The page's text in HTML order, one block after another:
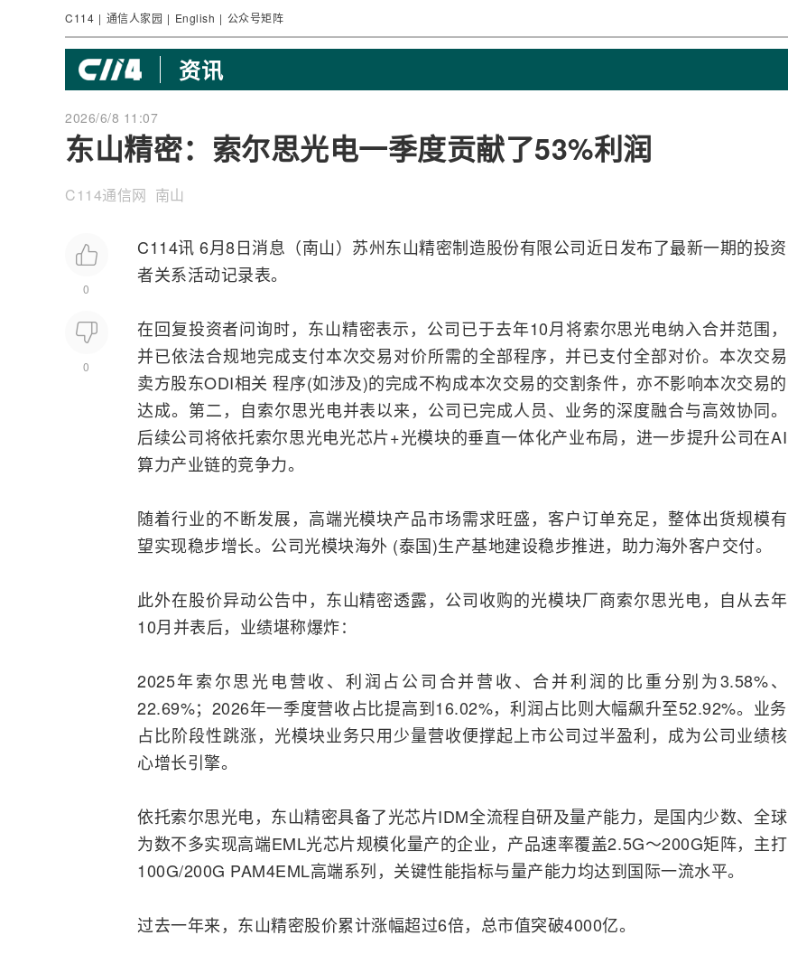
C114 | 通信人家园 | English | 公众号矩阵
资讯
2026/6/8 11:07
东山精密：索尔思光电一季度贡献了53%利润
C114通信网 南山
0
0
C114讯 6月8日消息（南山）苏州东山精密制造股份有限公司近日发布了最新一期的投资
者关系活动记录表。
在回复投资者问询时，东山精密表示，公司已于去年10月将索尔思光电纳入合并范围，
并已依法合规地完成支付本次交易对价所需的全部程序，并已支付全部对价。本次交易
卖方股东ODI相关 程序(如涉及)的完成不构成本次交易的交割条件，亦不影响本次交易的
达成。第二，自索尔思光电并表以来，公司已完成人员、业务的深度融合与高效协同。
后续公司将依托索尔思光电光芯片+光模块的垂直一体化产业布局，进一步提升公司在AI
算力产业链的竞争力。
随着行业的不断发展，高端光模块产品市场需求旺盛，客户订单充足，整体出货规模有
望实现稳步增长。公司光模块海外 (泰国)生产基地建设稳步推进，助力海外客户交付。
此外在股价异动公告中，东山精密透露，公司收购的光模块厂商索尔思光电，自从去年
10月并表后，业绩堪称爆炸：
2025年索尔思光电营收、利润占公司合并营收、合并利润的比重分别为3.58%、
22.69%；2026年一季度营收占比提高到16.02%，利润占比则大幅飙升至52.92%。业务
占比阶段性跳涨，光模块业务只用少量营收便撑起上市公司过半盈利，成为公司业绩核
心增长引擎。
依托索尔思光电，东山精密具备了光芯片IDM全流程自研及量产能力，是国内少数、全球
为数不多实现高端EML光芯片规模化量产的企业，产品速率覆盖2.5G～200G矩阵，主打
100G/200G PAM4EML高端系列，关键性能指标与量产能力均达到国际一流水平。
过去一年来，东山精密股价累计涨幅超过6倍，总市值突破4000亿。